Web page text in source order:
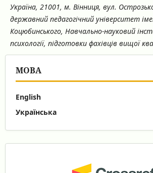
Україна, 21001, м. Вінниця, вул.
державний педагогічний університет
Коцюбинського, Навчально-науковий
психології, підготовки фахівців вищої
МОВА
English
Українська